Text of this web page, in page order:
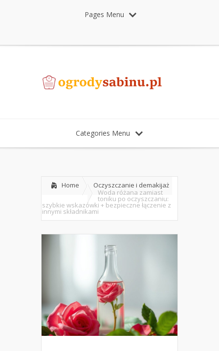
Pages Menu
Categories Menu
Home
Oczyszczanie i demakijaż
Woda różana zamiast
toniku po oczyszczaniu:
szybkie wskazówki + bezpieczne łączenie z
innymi składnikami